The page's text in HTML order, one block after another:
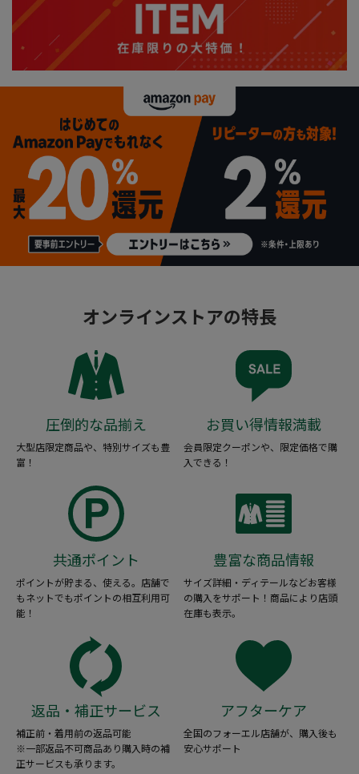
オンラインストアの特長
圧倒的な品揃え
大型店限定商品や、特別サイズも豊
富！
お買い得情報満載
会員限定クーポンや、限定価格で購
入できる！
共通ポイント
ポイントが貯まる、使える。店舗で
もネットでもポイントの相互利用可
能！
豊富な商品情報
サイズ詳細・ディテールなどお客様
の購入をサポート！商品により店頭
在庫も表示。
返品・補正サービス
補正前・着用前の返品可能
※一部返品不可商品あり購入時の補
正サービスも承ります。
アフターケア
全国のフォーエル店舗が、購入後も
安心サポート